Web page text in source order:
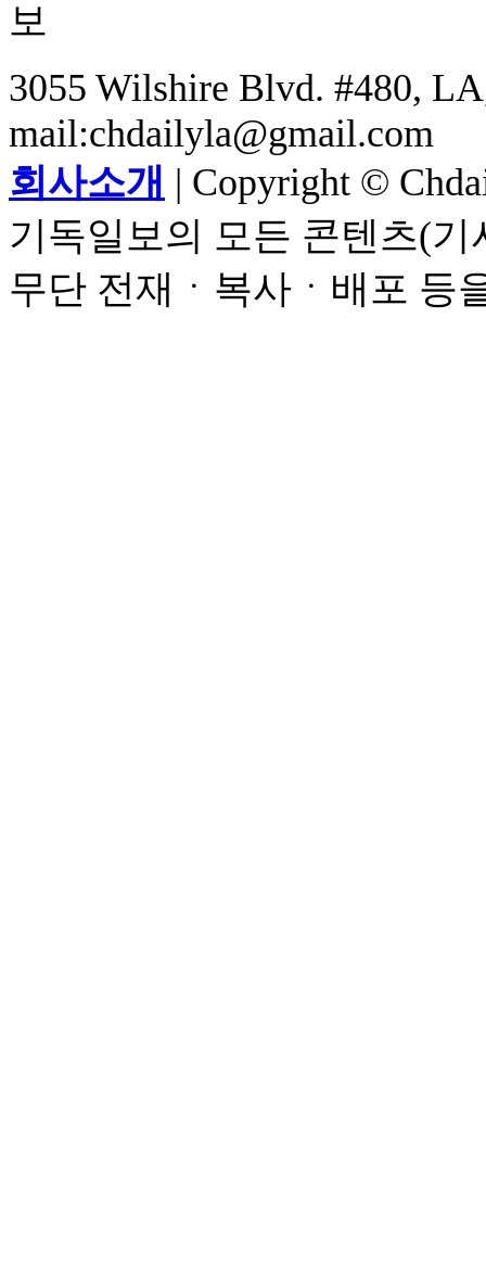
3055 Wilshire Blvd. #480,
mail:chdailyla@gmail.com
회사소개 | Copyright ©
기독일보의 모든 콘텐츠(
무단 전재ㆍ복사ㆍ배포 등